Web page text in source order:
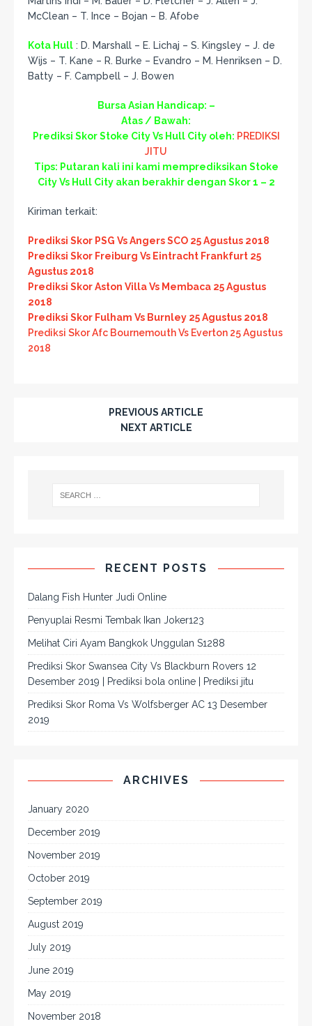
McClean – T. Ince – Bojan – B. Afobe
Kota Hull : D. Marshall – E. Lichaj – S. Kingsley – J. de
Wijs – T. Kane – R. Burke – Evandro – M. Henriksen – D.
Batty – F. Campbell – J. Bowen
Bursa Asian Handicap: –
Atas / Bawah:
Prediksi Skor Stoke City Vs Hull City oleh: PREDIKSI
JITU
Tips: Putaran kali ini kami memprediksikan Stoke
City Vs Hull City akan berakhir dengan Skor 1 – 2
Kiriman terkait:
Prediksi Skor PSG Vs Angers SCO 25 Agustus 2018
Prediksi Skor Freiburg Vs Eintracht Frankfurt 25
Agustus 2018
Prediksi Skor Aston Villa Vs Membaca 25 Agustus
2018
Prediksi Skor Fulham Vs Burnley 25 Agustus 2018
Prediksi Skor Afc Bournemouth Vs Everton 25 Agustus
2018
PREVIOUS ARTICLE
NEXT ARTICLE
RECENT POSTS
Dalang Fish Hunter Judi Online
Penyuplai Resmi Tembak Ikan Joker123
Melihat Ciri Ayam Bangkok Unggulan S1288
Prediksi Skor Swansea City Vs Blackburn Rovers 12
Desember 2019 | Prediksi bola online | Prediksi jitu
Prediksi Skor Roma Vs Wolfsberger AC 13 Desember
2019
ARCHIVES
January 2020
December 2019
November 2019
October 2019
September 2019
August 2019
July 2019
June 2019
May 2019
November 2018